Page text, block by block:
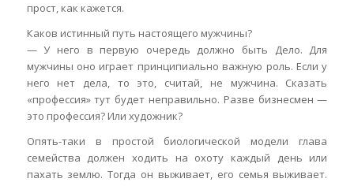
прост, как кажется.
Каков истинный путь настоящего мужчины?
— У него в первую очередь должно быть Дело. Для
мужчины оно играет принципиально важную роль. Если у
него нет дела, то это, считай, не мужчина. Сказать
«профессия» тут будет неправильно. Разве бизнесмен —
это профессия? Или художник?
Опять-таки в простой биологической модели глава
семейства должен ходить на охоту каждый день или
пахать землю. Тогда он выживает, его семья выживает.